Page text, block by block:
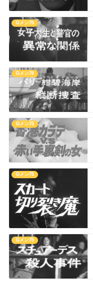
Gメン75
Gメン75
Gメン75
Gメン75
Gメン75